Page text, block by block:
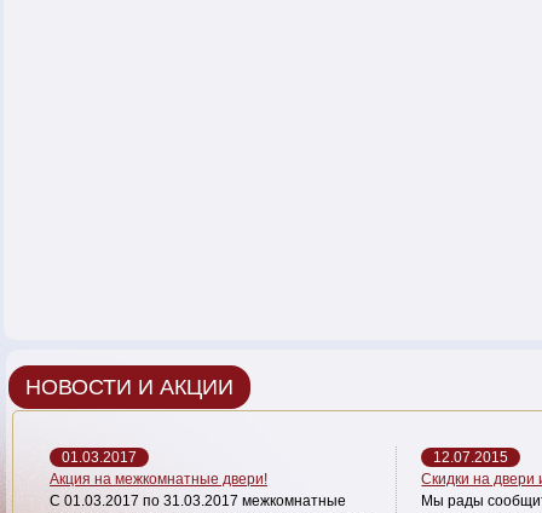
НОВОСТИ И АКЦИИ
01.03.2017
Акция на межкомнатные двери!
С 01.03.2017 по 31.03.2017 межкомнатные
12.07.2015
Скидки на
Мы рады